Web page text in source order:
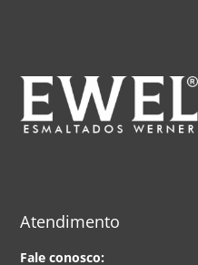
Atendimento
Fale conosco: